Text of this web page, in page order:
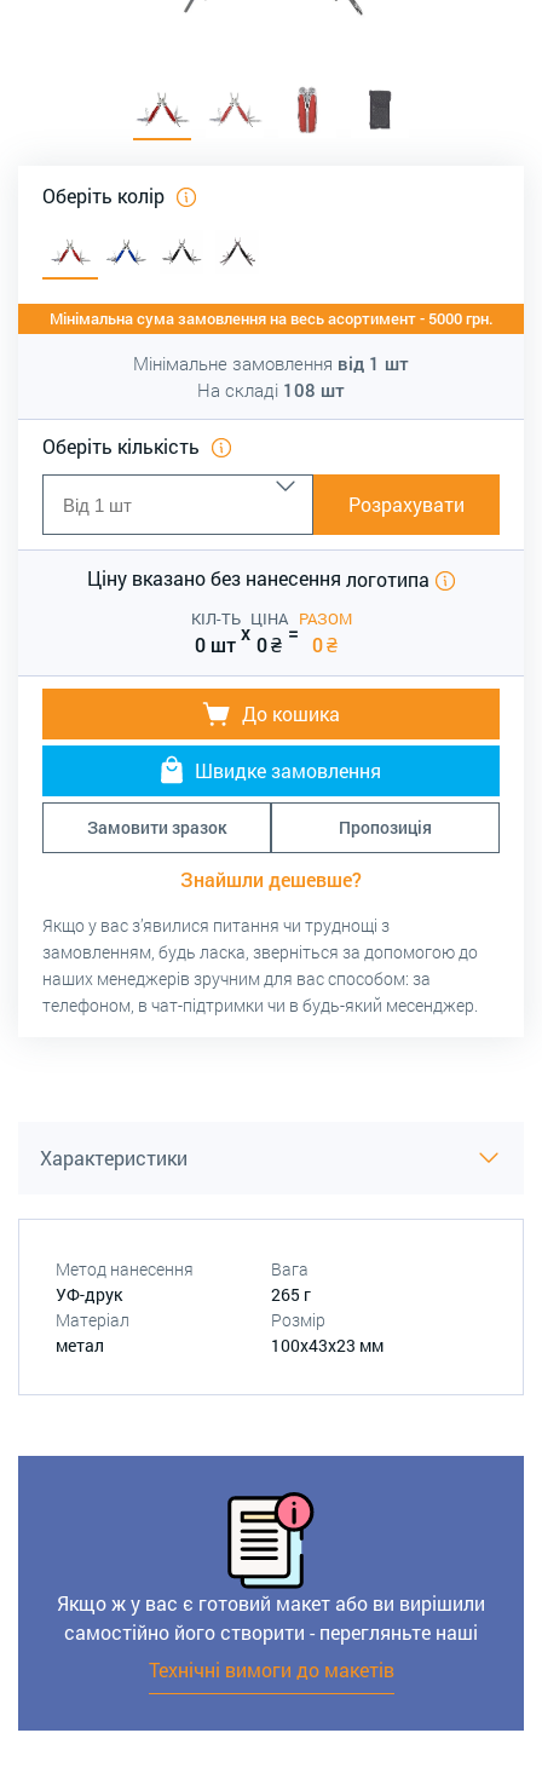
Оберіть колір
Мінімальна сума замовлення на весь асортимент - 5000 грн.
Мінімальне замовлення від 1 шт
На складі 108 шт
Оберіть кількість
Розрахувати
Ціну вказано без нанесення логотипа
КІЛ-ТЬ
0 штx
ЦІНА
0₴ =
РАЗОМ
0₴
До кошика
Швидке замовлення
Замовити зразок Пропозиція
Знайшли дешевше?
Якщо у вас з’явилися питання чи труднощі з
замовленням, будь ласка, зверніться за допомогою до
наших менеджерів зручним для вас способом: за
телефоном, в чат-підтримки чи в будь-який месенджер.
Характеристики
Метод нанесення
УФ-друк
Вага
265 г
Матеріал
метал
Розмір
100х43х23 мм
Якщо ж у вас є готовий макет або ви вирішили
самостійно його створити - перегляньте наші
Технічні вимоги до макетів